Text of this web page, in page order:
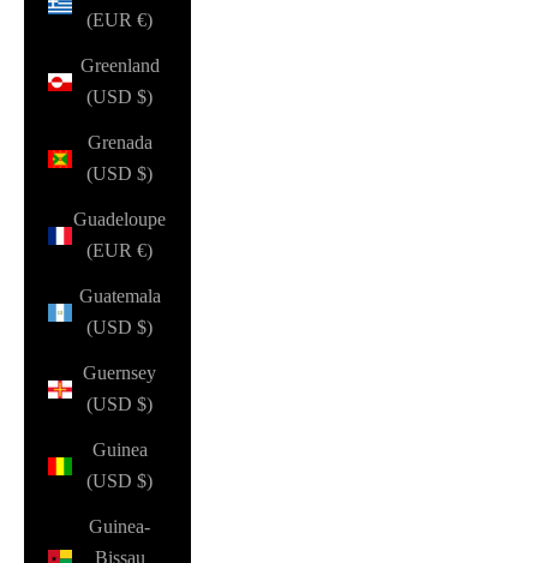
(EUR €)
Greenland
(USD $)
Grenada
(USD $)
Guadeloupe
(EUR €)
Guatemala
(USD $)
Guernsey
(USD $)
Guinea
(USD $)
Guinea-
Bissau